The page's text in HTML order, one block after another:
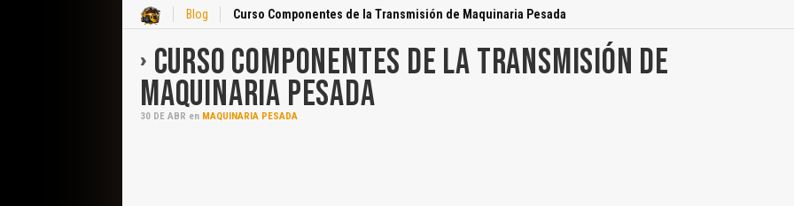
Blog Curso Componentes de la Transmisión de Maquinaria Pesada
CURSO COMPONENTES DE LA TRANSMISIÓN DE
MAQUINARIA PESADA
30 DE ABR en MAQUINARIA PESADA